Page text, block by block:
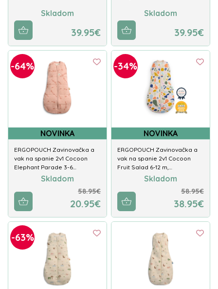
Skladom
39.95€
Skladom
39.95€
-64%
NOVINKA
ERGOPOUCH Zavinovačka a
vak na spanie 2v1 Cocoon
Elephant Parade 3-6…
Skladom
58.95€
20.95€
-34%
NOVINKA
ERGOPOUCH Zavinovačka a
vak na spanie 2v1 Cocoon
Fruit Salad 6-12 m,…
Skladom
58.95€
38.95€
-63%